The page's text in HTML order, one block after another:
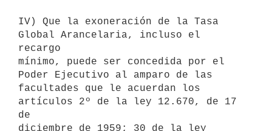
IV) Que la exoneración de la Tasa
Global Arancelaria, incluso el
recargo
mínimo, puede ser concedida por el
Poder Ejecutivo al amparo de las
facultades que le acuerdan los
artículos 2º de la ley 12.670, de 17
de
diciembre de 1959; 30 de la ley